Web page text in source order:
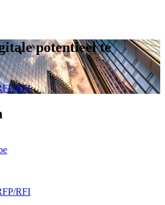
potentieel te
RFI
RFI